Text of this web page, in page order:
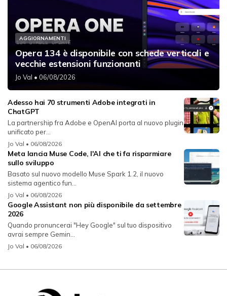
AGGIORNAMENTI
Opera 134 è disponibile con schede verticali e
vecchie estensioni funzionanti
Jo Val • 06/08/2026
Adesso hai 70 strumenti Adobe integrati in
ChatGPT
La partnership fra Adobe e OpenAI porta al nuovo plugin
unificato per...
Jo Val • 06/08/2026
Meta lancia Muse Code, l'AI che ti fa risparmiare
sullo sviluppo
Basato sul nuovo modello Muse Spark 1.2, il nuovo
sistema agentico fun...
Jo Val • 06/08/2026
Google Assistant non più disponibile da settembre
2026
Quando pronuncerai "Hey Google" sul tuo dispositivo
avrai sempre Gemin...
Jo Val • 06/08/2026